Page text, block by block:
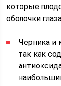
которые
оболочки
Черника и
так как